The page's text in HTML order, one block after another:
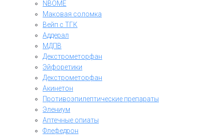
NBOME
Маковая соломка
Вейп с ТГК
Аддерал
МДПВ
Декстрометорфан
Эйфоретики
Декстрометорфан
Акинетон
Противоэпилептические препараты
Элениум
Аптечные опиаты
Флефедрон